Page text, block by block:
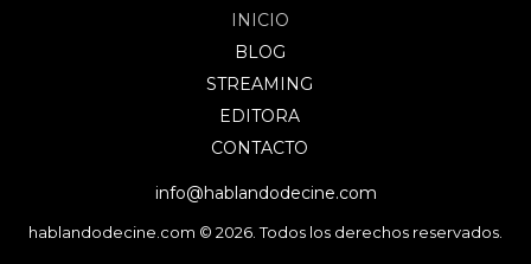
INICIO
BLOG
STREAMING
EDITORA
CONTACTO
info@hablandodecine.com
hablandodecine.com © 2026. Todos los derechos reservados.